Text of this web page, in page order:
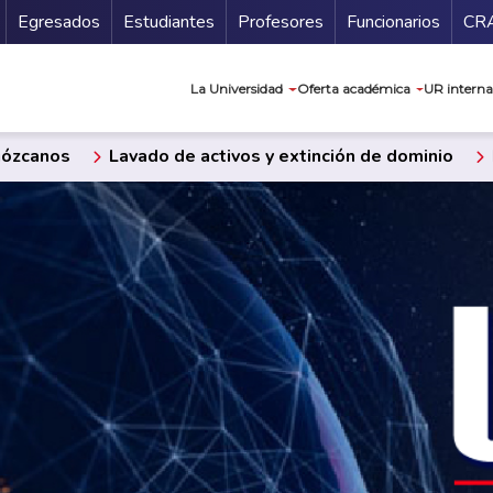
Secundario
Egresados Estudiantes Profesores Funcionarios
La Universidad Oferta académica UR
Lavado de activos y extinción de dominio